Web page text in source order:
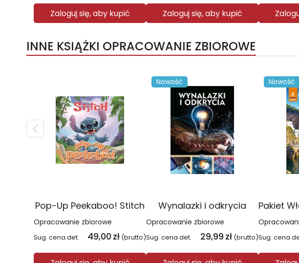
Zaloguj się, aby kupić Zaloguj się, aby kupić
INNE KSIĄŻKI OPRACOWANIE ZBIOROWE
Pop-Up Peekaboo! Stitch
Opracowanie zbiorowe
Sug. cena det. 49,00 zł (brutto)
Nowość
Wynalazki i odkrycia
Opracowanie zbiorowe
Sug. cena det. 29,99 zł (brutto)
Nowość
Sug. cena